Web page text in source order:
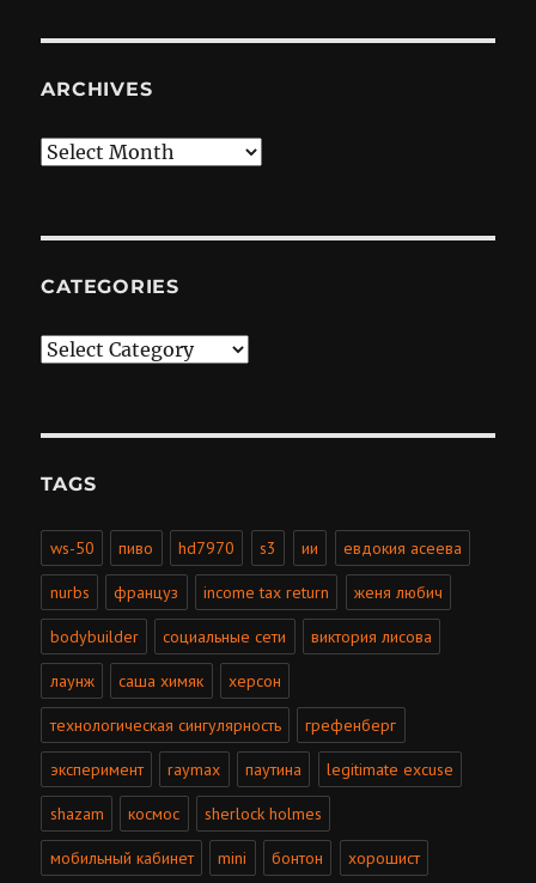
ARCHIVES
Archives
CATEGORIES
Categories
TAGS
ws-50 пиво hd7970 s3 ии евдокия асеева
nurbs француз income tax return женя любич
bodybuilder социальные сети виктория лисова
лаунж саша химяк херсон
технологическая сингулярность грефенберг
эксперимент raymax паутина legitimate excuse
shazam космос sherlock holmes
мобильный кабинет mini бонтон хорошист